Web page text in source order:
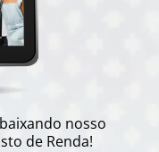
nosso
de Renda!